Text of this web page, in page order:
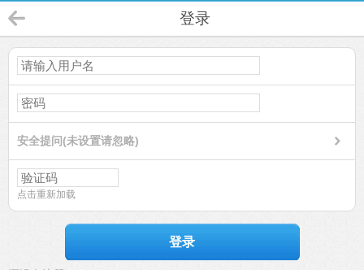
登录
安全提问(未设置请忽略)
点击重新加载
登录